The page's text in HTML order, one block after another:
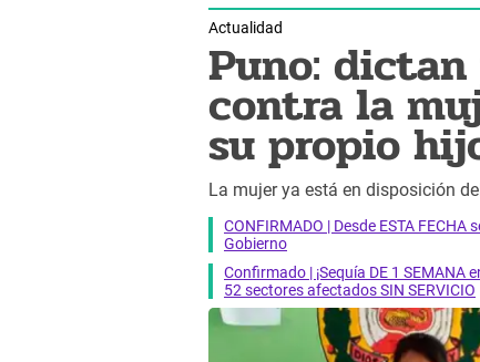
Actualidad
Puno:
contra la
su propio
La mujer ya está en disposición
CONFIRMADO | Desde ESTA
Gobierno
Confirmado | ¡Sequía DE 1 SEMANA
52 sectores afectados SIN SERVICIO